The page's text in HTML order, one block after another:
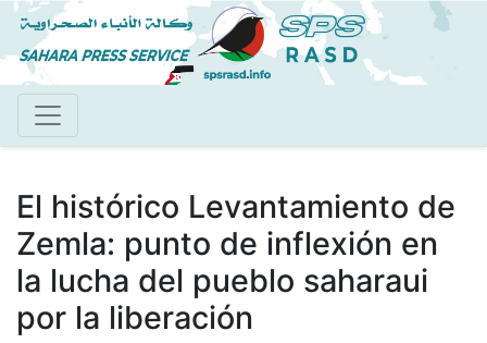
Pasar
al
contenido
El histórico Levantamiento de
Zemla: punto de inflexión en
la lucha del pueblo saharaui
por la liberación